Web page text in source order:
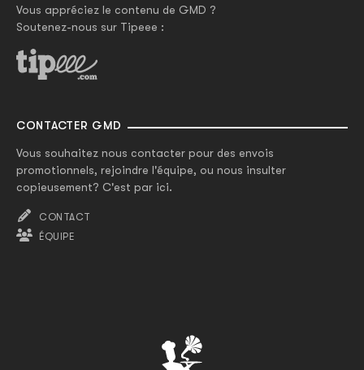
Vous appréciez le contenu de GMD ?
Soutenez-nous sur Tipeee :
CONTACTER GMD
Vous souhaitez nous contacter pour des envois
promotionnels, rejoindre l'équipe, ou nous insulter
copieusement? C'est par ici.
CONTACT
ÉQUIPE